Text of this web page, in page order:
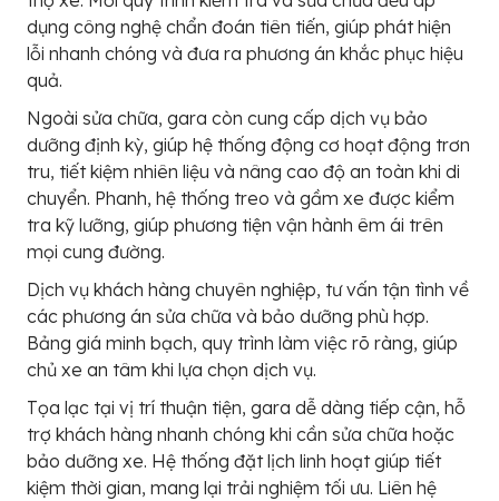
dụng công nghệ chẩn đoán tiên tiến, giúp phát hiện
lỗi nhanh chóng và đưa ra phương án khắc phục hiệu
quả.
Ngoài sửa chữa, gara còn cung cấp dịch vụ bảo
dưỡng định kỳ, giúp hệ thống động cơ hoạt động trơn
tru, tiết kiệm nhiên liệu và nâng cao độ an toàn khi di
chuyển. Phanh, hệ thống treo và gầm xe được kiểm
tra kỹ lưỡng, giúp phương tiện vận hành êm ái trên
mọi cung đường.
Dịch vụ khách hàng chuyên nghiệp, tư vấn tận tình về
các phương án sửa chữa và bảo dưỡng phù hợp.
Bảng giá minh bạch, quy trình làm việc rõ ràng, giúp
chủ xe an tâm khi lựa chọn dịch vụ.
Tọa lạc tại vị trí thuận tiện, gara dễ dàng tiếp cận, hỗ
trợ khách hàng nhanh chóng khi cần sửa chữa hoặc
bảo dưỡng xe. Hệ thống đặt lịch linh hoạt giúp tiết
kiệm thời gian, mang lại trải nghiệm tối ưu. Liên hệ